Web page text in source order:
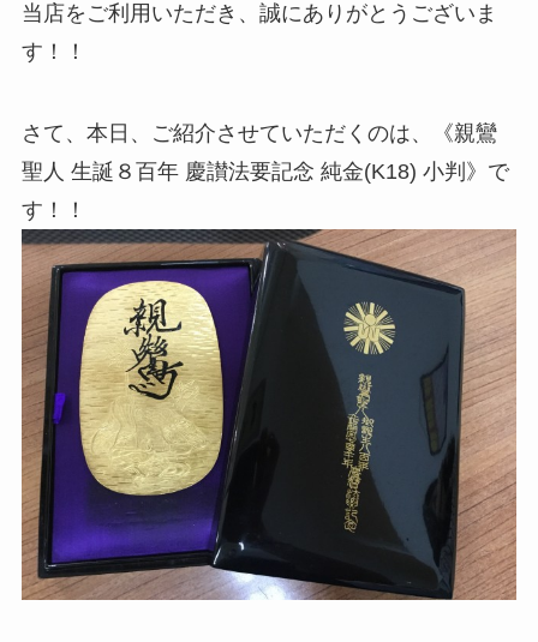
当店をご利用いただき、誠にありがとうございま
す！！
さて、本日、ご紹介させていただくのは、《親鸞
聖人 生誕８百年 慶讃法要記念 純金(K18) 小判》で
す！！